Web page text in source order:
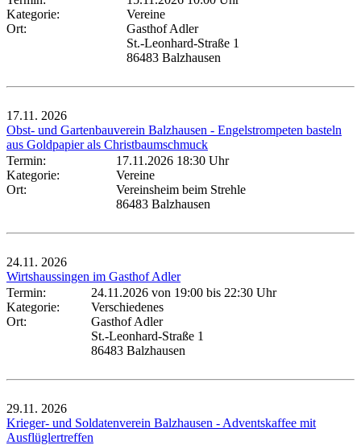
Kategorie:
Vereine
Ort:
Gasthof Adler
St.-Leonhard-Straße 1
86483 Balzhausen
17.11. 2026
Obst- und Gartenbauverein Balzhausen - Engelstrompeten basteln
aus Goldpapier als Christbaumschmuck
Termin:
17.11.2026 18:30 Uhr
Kategorie:
Vereine
Ort:
Vereinsheim beim Strehle
86483 Balzhausen
24.11. 2026
Wirtshaussingen im Gasthof Adler
Termin:
24.11.2026 von 19:00 bis 22:30 Uhr
Kategorie:
Verschiedenes
Ort:
Gasthof Adler
St.-Leonhard-Straße 1
86483 Balzhausen
29.11. 2026
Krieger- und Soldatenverein Balzhausen - Adventskaffee mit
Ausflüglertreffen